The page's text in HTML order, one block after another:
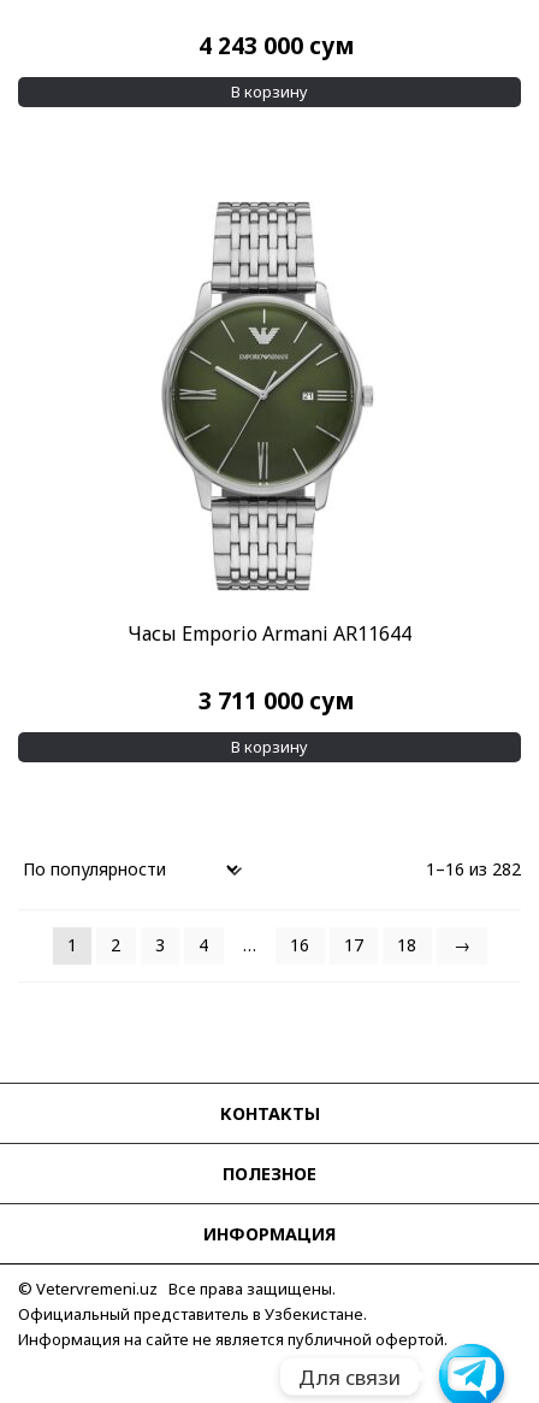
4 243 000 сум
В корзину
Часы Emporio Armani AR11644
3 711 000 сум
В корзину
1–16 из 282
1 2 3 4 … 16 17 18 →
КОНТАКТЫ
ПОЛЕЗНОЕ
ИНФОРМАЦИЯ
© Vetervremeni.uz Все права защищены.
Официальный представитель в Узбекистане.
Информация на сайте не является публичной офертой.
Для связи
Для связи